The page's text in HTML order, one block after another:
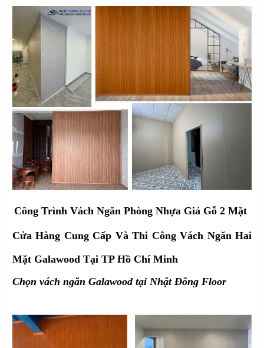
Công Trình Vách Ngăn Phòng Nhựa Giả Gỗ 2 Mặt
Cửa Hàng Cung Cấp Và Thi Công Vách Ngăn Hai
Mặt Galawood Tại TP Hồ Chí Minh
Chọn vách ngăn Galawood tại Nhật Đông Floor